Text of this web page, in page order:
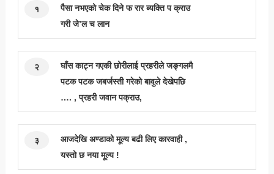
१
पैसा नभएको चेक दिने फ रार ब्यक्ति प क्राउ
गरी जे’ल च लान
२
घाँस काट्न गएकी छोरीलाई प्रहरीले जङ्गलमै
पटक पटक जबर्जस्ती गरेको बावुले देखेपछि
…. , प्रहरी जवान पक्राउ,
३
आजदेखि अण्डाको मूल्य बढी लिए कारवाही ,
यस्तो छ नया मूल्य !